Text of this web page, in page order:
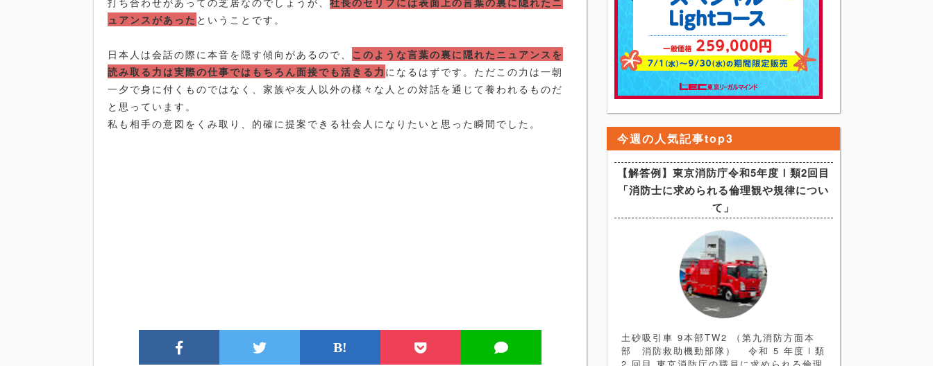
ュアンスがあった ということです。
日本人は会話の際に本音を隠す傾向があるので、 このような言葉の裏に隠れたニュアンスを
読み取る力は実際の仕事ではもちろん面接でも活きる力 になるはずです。ただこの力は一朝
一夕で身に付くものではなく、家族や友人以外の様々な人との対話を通じて養われるものだ
と思っています。
私も相手の意図をくみ取り、的確に提案できる社会人になりたいと思った瞬間でした。
B!
今週の人気記事top3
【解答例】東京消防庁令和5年度Ⅰ類2回目
「消防士に求められる倫理観や規律につい
て」
土砂吸引車 9本部TW2 （第九消防方面本
部 消防救助機動部隊） 令和 5 年度Ⅰ類